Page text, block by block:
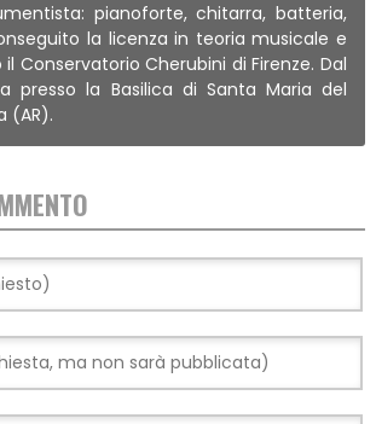
pianoforte, chitarra, batteria,
la licenza in teoria musicale e
Conservatorio Cherubini di Firenze. Dal
presso la Basilica di Santa Maria del
(AR).